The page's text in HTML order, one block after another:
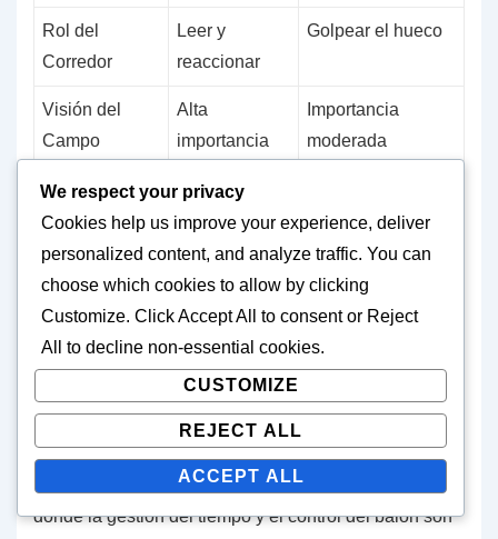
Rol del
Corredor
Leer y
reaccionar
Golpear el hueco
Visión del
Campo
Alta
importancia
Importancia
moderada
Ventajas de correr en zona en diversas
situaciones de juego
Correr en zona sobresale en situaciones donde las
defensas son impredecibles o cambian
permite a los corredores encontrar espacios en la
defensa, haciéndolo efectivo contra equipos agresivos
o que utilizan muchas jugadas de blitz. Además,
puede ser beneficioso en escenarios de final de juego
donde la gestión del tiempo y el control del balón son
We respect your privacy
Cookies help us improve your experience, deliver
personalized content, and analyze traffic. You can
choose which cookies to allow by clicking
Customize. ClickAccept All to consent or Reject
All
to decline non-essential cookies.
CUSTOMIZE
REJECT ALL
ACCEPT ALL